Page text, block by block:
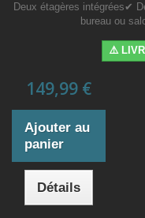
Deux étagères intégrées✔
bureau ou
⚠️
149,99 €
Ajouter au
panier
Détails